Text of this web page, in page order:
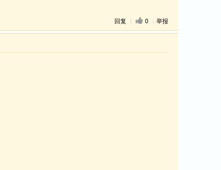
回复 | 0 | 举报